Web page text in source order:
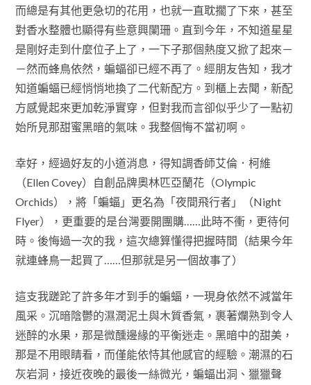
而總是有其他更急切的花用，也就一直耽擱了下來，甚至
對香水整體也顯得有些意興闌珊。直到今年，不知道星星
是剛好走到什麼位子上了，一下子那個熱度又掀了起來－
－然而蜂鳥依然，蝙蝠卻已經不再了。經朋友告知，我才
知道蝙蝠已經悄悄地換了二代新配方。到櫃上去聞，新配
方感覺起來更加乾淨實穿，但對我而言卻似乎少了一點初
始所見那甜蜜黑暗的氣味。我整個悔不當初啊。
幸好，經過好友的小道消息，得知調香師艾倫．柯維
（Ellen Covey）自創品牌奧林匹亞蘭花（Olympic
Orchids），將「蝙蝠」更名為「夜間飛行者」（Night
Flyer），更重要的是台灣要開團購……此時不衝，更待何
時。後悔過一次的我，這次總算懂得把握時間（結果今年
就連蜂鳥一起買了……但那就是另一個故事了）
這支我蹉跎了許多年才到手的蝙蝠，一現身依然不減當年
風采。沉暗陰鬱的濕潤泥土與木質香氣，裹著爛熟到令人
迷醉的水果，那是微醺邊緣的平衡迷走。黑暗中的甜美，
那是不用眼睛看，而僅能依恃其他感官的經驗。潮濕的石
灰岩洞，接近夜晚的最後一絲微光，蝙蝠出洞、獵獵聲